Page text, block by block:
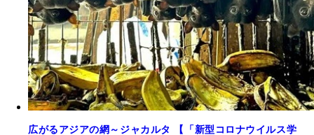
広がるアジアの網～ジャカルタ 【「新型コロナウイルス学